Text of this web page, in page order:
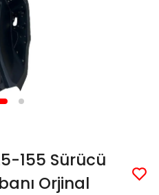
155 Sürücü
Orjinal